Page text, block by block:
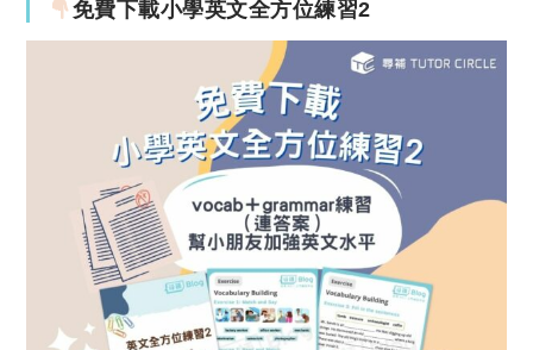
免費下載小學英文全方位練習2